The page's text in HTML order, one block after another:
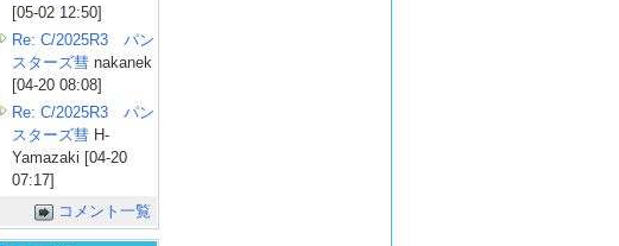
[05-02 12:50]
Re: C/2025R3 パン
スターズ彗 nakanek
[04-20 08:08]
Re: C/2025R3 パン
スターズ彗 H-
Yamazaki [04-20
07:17]
コメント一覧